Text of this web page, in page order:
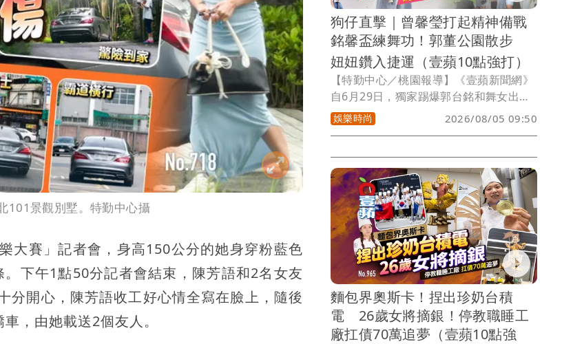
101景觀別墅。特勤中心攝
大賽」記者會，身高150公分的她身穿粉藍色
下午1點50分記者會結束，陳芳語和2名女友
分開心，陳芳語收工好心情全寫在臉上，隨後
，由她載送2個友人。
狗仔直擊｜曾馨瑩打起精神備戰
銘馨盃練舞功！郭董公園散步
妞妞鑽入捷運（壹蘋10點強打）
【特勤中心／桃園報導】《壹蘋新聞網》
自6月29日，獨家踢爆郭台銘和舞女出身
的51歲女球友過從甚密長達1年，外界關
心郭董家人過得好嗎？事發1個多月後，
日直擊，乘坐專屬凌志保母車到東區TDC
偶像表演學院及桃園玉山街影視基地練
舞，曾馨瑩一身酷帥嘻哈裝扮，頗有女團
風格展現大將之風，從下午3點練到深夜
11點半，夫人經過風暴後仍打起精神，為
即將在10月31日舉辦的「永齡銘馨盃」舞
蹈大賽努力。而郭董黃昏時刻依舊經常外
出散步到公園運動，17歲大女兒妞妞則把
握暑期時光，去南部做公益，也會搭捷運
去找同學相聚，郭董一家人生活看似已恢
復正常。
娛樂時尚 2026/08/05 09:50
麵包界奧斯卡！捏出珍奶台積
電 26歲女將摘銀！停教職睡工
廠扛債70萬追夢（壹蘋10點強